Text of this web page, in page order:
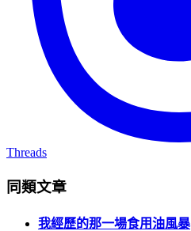
Threads
同類文章
我經歷的那一場食用油風暴